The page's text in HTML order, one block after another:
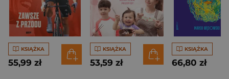
KSIĄŻKA
55,99 zł
KSIĄŻKA
53,59 zł
KSIĄŻKA
66,80 zł